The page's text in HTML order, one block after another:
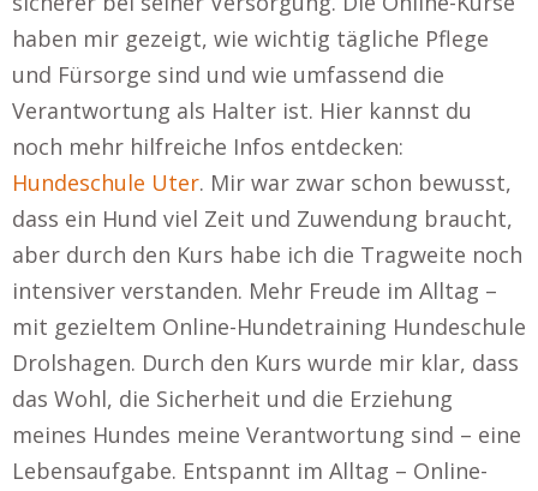
haben mir gezeigt, wie wichtig tägliche Pflege
und Fürsorge sind und wie umfassend die
Verantwortung als Halter ist. Hier kannst du
noch mehr hilfreiche Infos entdecken:
Hundeschule Uter. Mir war zwar schon bewusst,
dass ein Hund viel Zeit und Zuwendung braucht,
aber durch den Kurs habe ich die Tragweite noch
intensiver verstanden. Mehr Freude im Alltag –
mit gezieltem Online-Hundetraining Hundeschule
Drolshagen. Durch den Kurs wurde mir klar, dass
das Wohl, die Sicherheit und die Erziehung
meines Hundes meine Verantwortung sind – eine
Lebensaufgabe. Entspannt im Alltag – Online-